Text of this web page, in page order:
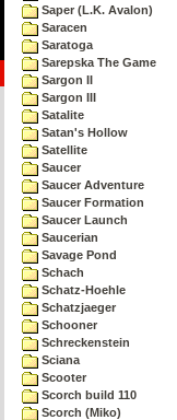
Saper (L.K. Avalon)
Saracen
Saratoga
Sarepska The Game
Sargon II
Sargon III
Satalite
Satan's Hollow
Satellite
Saucer
Saucer Adventure
Saucer Formation
Saucer Launch
Saucerian
Savage Pond
Schach
Schatz-Hoehle
Schatzjaeger
Schooner
Schreckenstein
Sciana
Scooter
Scorch build 110
Scorch (Miko)